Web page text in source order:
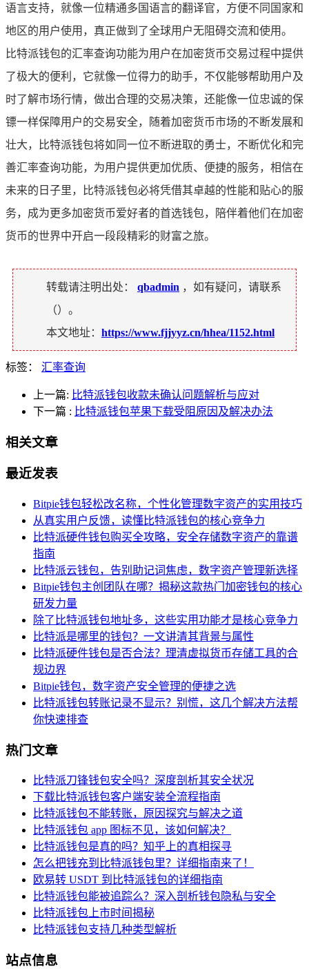
语言支持，就像一位精通多国语言的翻译官，方便不同国家和
地区的用户使用，真正做到了全球用户无阻碍交流和使用。
比特派钱包的汇率查询功能为用户在加密货币交易过程中提供
了极大的便利，它就像一位得力的助手，不仅能够帮助用户及
时了解市场行情，做出合理的交易决策，还能像一位忠诚的保
镖一样保障用户的交易安全，随着加密货币市场的不断发展和
壮大，比特派钱包将如同一位不断进取的勇士，不断优化和完
善汇率查询功能，为用户提供更加优质、便捷的服务，相信在
未来的日子里，比特派钱包必将凭借其卓越的性能和贴心的服
务，成为更多加密货币爱好者的首选钱包，陪伴着他们在加密
货币的世界中开启一段段精彩的财富之旅。
转载请注明出处： qbadmin ，如有疑问，请联系
（）。
本文地址： https://www.fjjyyz.cn/hhea/1152.html
标签： 汇率查询
上一篇: 比特派钱包收款未确认问题解析与应对
下一篇 : 比特派钱包苹果下载受阻原因及解决办法
相关文章
最近发表
Bitpie钱包轻松改名称，个性化管理数字资产的实用技巧
从真实用户反馈，读懂比特派钱包的核心竞争力
比特派硬件钱包购买全攻略，安全存储数字资产的靠谱
指南
比特派云钱包，告别助记词焦虑，数字资产管理新选择
Bitpie钱包主创团队在哪？揭秘这款热门加密钱包的核心
研发力量
除了比特派钱包地址多，这些实用功能才是核心竞争力
比特派是哪里的钱包？一文讲清其背景与属性
比特派硬件钱包是否合法？理清虚拟货币存储工具的合
规边界
Bitpie钱包，数字资产安全管理的便捷之选
比特派钱包转账记录不显示？别慌，这几个解决方法帮
你快速排查
热门文章
比特派刀锋钱包安全吗？深度剖析其安全状况
下载比特派钱包客户端安装全流程指南
比特派钱包不能转账，原因探究与解决之道
比特派钱包 app 图标不见，该如何解决？
比特派钱包是真的吗？知乎上的真相探寻
怎么把钱充到比特派钱包里？详细指南来了！
欧易转 USDT 到比特派钱包的详细指南
比特派钱包能被追踪么？深入剖析钱包隐私与安全
比特派钱包上市时间揭秘
比特派钱包支持几种类型解析
站点信息